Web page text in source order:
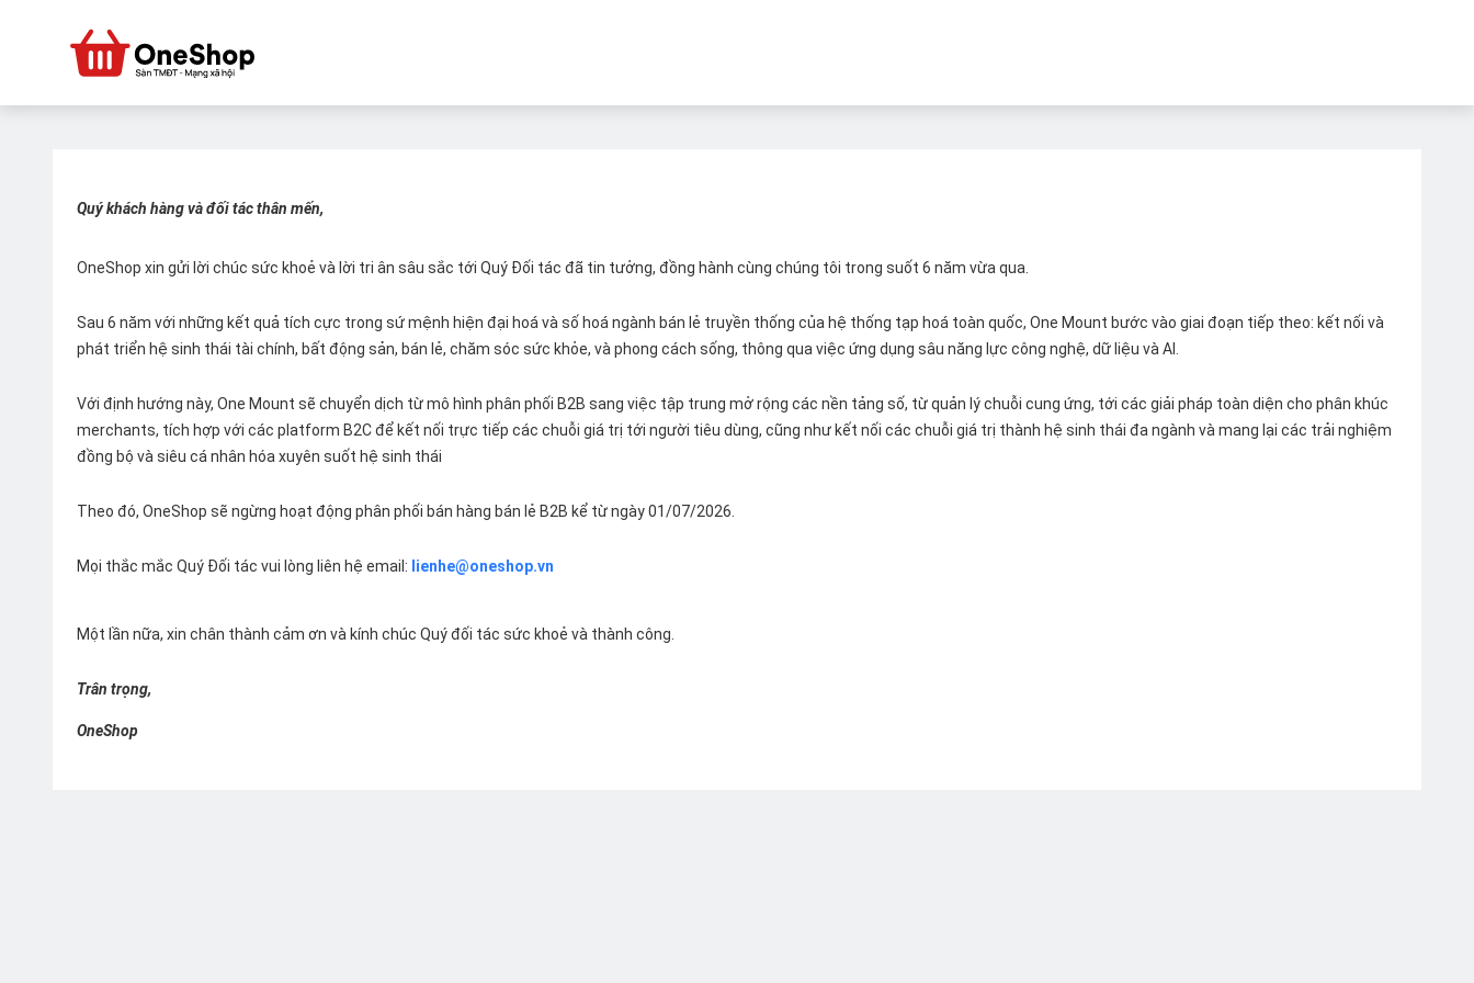
Quý khách hàng và đối tác thân mến,
OneShop xin gửi lời chúc sức khoẻ và lời tri ân sâu sắc tới Quý Đối tác đã tin tưởng, đồng hành cùng chúng tôi trong suốt 6 năm vừa qua.
Sau 6 năm với những kết quả tích cực trong sứ mệnh hiện đại hoá và số hoá ngành bán lẻ truyền thống của hệ thống tạp hoá toàn quốc, One Mount bước vào giai đoạn tiếp theo: kết nối và
phát triển hệ sinh thái tài chính, bất động sản, bán lẻ, chăm sóc sức khỏe, và phong cách sống, thông qua việc ứng dụng sâu năng lực công nghệ, dữ liệu và AI.
Với định hướng này, One Mount sẽ chuyển dịch từ mô hình phân phối B2B sang việc tập trung mở rộng các nền tảng số, từ quản lý chuỗi cung ứng, tới các giải pháp toàn diện cho phân khúc
merchants, tích hợp với các platform B2C để kết nối trực tiếp các chuỗi giá trị tới người tiêu dùng, cũng như kết nối các chuỗi giá trị thành hệ sinh thái đa ngành và mang lại các trải nghiệm
đồng bộ và siêu cá nhân hóa xuyên suốt hệ sinh thái
Theo đó, OneShop sẽ ngừng hoạt động phân phối bán hàng bán lẻ B2B kể từ ngày 01/07/2026.
Mọi thắc mắc Quý Đối tác vui lòng liên hệ email: lienhe@oneshop.vn
Một lần nữa, xin chân thành cảm ơn và kính chúc Quý đối tác sức khoẻ và thành công.
Trân trọng,
OneShop